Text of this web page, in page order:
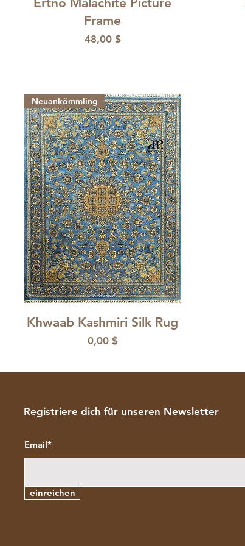
Frame
Preis
48,00 $
Schnellansicht
Neuankömmling
Khwaab Kashmiri Silk Rug
Preis
0,00 $
Registriere dich für unseren Newsletter
Email*
einreichen